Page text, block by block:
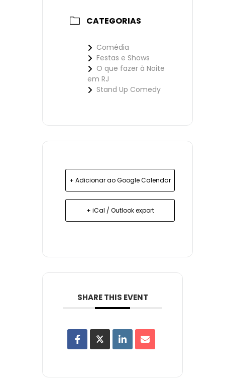
CATEGORIAS
Comédia
Festas e Shows
O que fazer à Noite
em RJ
Stand Up Comedy
+ Adicionar ao Google Calendar
+ iCal / Outlook export
SHARE THIS EVENT